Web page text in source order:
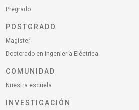
Pregrado
POSTGRADO
Magíster
Doctorado en Ingeniería Eléctrica
COMUNIDAD
Nuestra escuela
INVESTIGACIÓN